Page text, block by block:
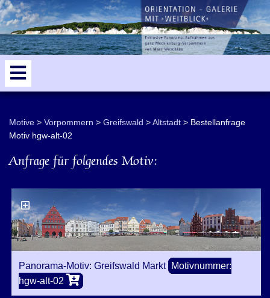
Motive Vorpommern Greifswald Altstadt
Bestellanfrage
Motiv hgw-alt-02
Anfrage für folgendes Motiv:
Panorama-Motiv: Greifswald Markt Motivnummer:
hgw-alt-02
5